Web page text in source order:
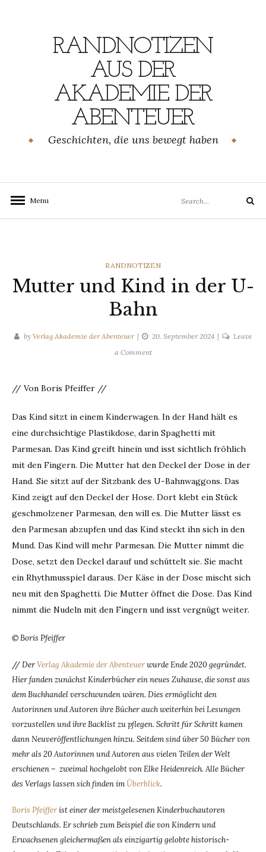
RANDNOTIZEN
AUS DER
AKADEMIE DER
ABENTEUER
Geschichten, die uns bewegt haben
Menu
for:
Search
CATEGORIES
RANDNOTIZEN
Mutter und Kind in der U-
Bahn
by Verlag Akademie der Abenteuer 20. September 2024
Leave
a Commenton
der
U-
Bahn
// Von Boris Pfeiffer //
Das Kind sitzt in einem Kinderwagen. In der Hand hält es
eine durchsichtige Plastikdose, darin Spaghetti mit
Parmesan. Das Kind greift hinein und isst sichtlich fröhlich
mit den Fingern. Die Mutter hat den Deckel der Dose in der
Hand. Sie sitzt auf der Sitzbank des U-Bahnwaggons. Das
Kind zeigt auf den Deckel der Hose. Dort klebt ein Stück
geschmolzener Parmesan, den will es. Die Mutter lässt es
den Parmesan abzupfen und das Kind steckt ihn sich in den
Mund. Das Kind will mehr Parmesan. Die Mutter nimmt die
Dose, setzt den Deckel darauf und schüttelt sie. Sie macht
ein Rhythmusspiel daraus. Der Käse in der Dose mischt sich
neu mit den Spaghetti. Die Mutter öffnet die Dose. Das Kind
nimmt die Nudeln mit den Fingern und isst vergnügt weiter.
© Boris Pfeiffer
//DerVerlag Akademie der Abenteuerwurde Ende 2020 gegründet.
Hier fanden zunächst Kinderbücher ein neues Zuhause, die sonst aus
dem Buchhandel verschwunden wären. Dies ermöglicht den
Autorinnen und Autoren ihre Bücher auch weiterhin bei Lesungen
vorzustellen und ihre Backlist zu pflegen. Schritt für Schritt kamen
dann Neuveröffentlichungen hinzu. Seitdem sind über 50 Bücher von
mehr als 20 Autorinnen und Autoren aus vielen Teilen der Welt
erschienen – zweimal hochgelobt von Elke Heidenreich. Alle Bücher
des Verlags lassen sich finden imÜberblick.
Boris Pfeifferist einer der meistgelesenen Kinderbuchautoren
Deutschlands. Er schrieb zum Beispiel die von Kindern und
Erwachsenen gleichermaßen als einzigartig gelobte historisch-